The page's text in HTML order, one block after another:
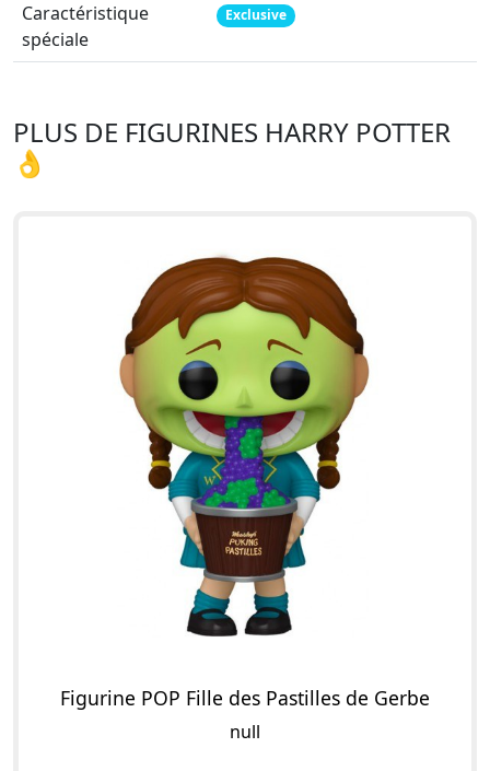
Caractéristique
spéciale
Exclusive
PLUS DE FIGURINES HARRY POTTER
👌
Figurine POP Fille des Pastilles de Gerbe
null